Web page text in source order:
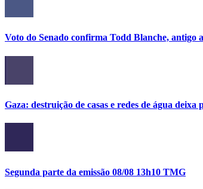
Voto do Senado confirma Todd Blanche,
Gaza: destruição de casas e redes de água deixa
Segunda parte da emissão 08/08 13h10 TMG